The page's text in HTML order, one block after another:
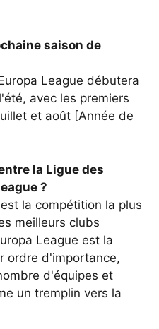
saison de
League débutera
avec les premiers
et août [Année de
la Ligue des
?
la compétition la plus
meilleurs clubs
League est la
ordre d'importance,
d'équipes et
un tremplin vers la